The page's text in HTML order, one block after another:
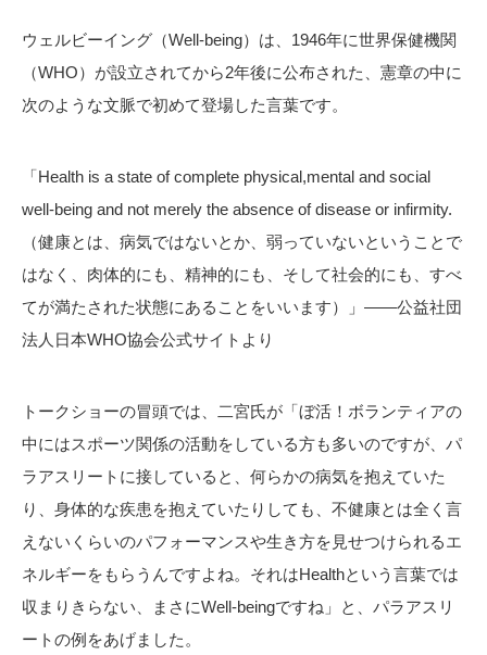
ウェルビーイング（Well-being）は、1946年に世界保健機関
（WHO）が設立されてから2年後に公布された、憲章の中に
次のような文脈で初めて登場した言葉です。
「Health is a state of complete physical,mental and social
well-being and not merely the absence of disease or infirmity.
（健康とは、病気ではないとか、弱っていないということで
はなく、肉体的にも、精神的にも、そして社会的にも、すべ
てが満たされた状態にあることをいいます）」――公益社団
法人日本WHO協会公式サイトより
トークショーの冒頭では、二宮氏が「ぼ活！ボランティアの
中にはスポーツ関係の活動をしている方も多いのですが、パ
ラアスリートに接していると、何らかの病気を抱えていた
り、身体的な疾患を抱えていたりしても、不健康とは全く言
えないくらいのパフォーマンスや生き方を見せつけられるエ
ネルギーをもらうんですよね。それはHealthという言葉では
収まりきらない、まさにWell-beingですね」と、パラアスリ
ートの例をあげました。